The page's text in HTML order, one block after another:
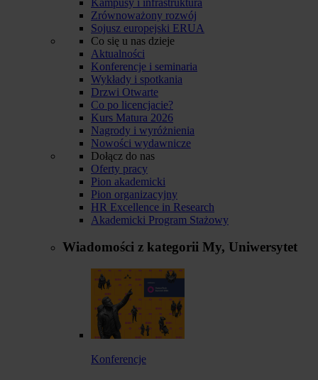
Zrównoważony rozwój
Sojusz europejski ERUA
Co się u nas dzieje
Aktualności
Konferencje i seminaria
Wykłady i spotkania
Drzwi Otwarte
Co po licencjacie?
Kurs Matura 2026
Nagrody i wyróżnienia
Nowości wydawnicze
Dołącz do nas
Oferty pracy
Pion akademicki
Pion organizacyjny
HR Excellence in Research
Akademicki Program Stażowy
Wiadomości z kategorii My, Uniwersytet
Konferencje